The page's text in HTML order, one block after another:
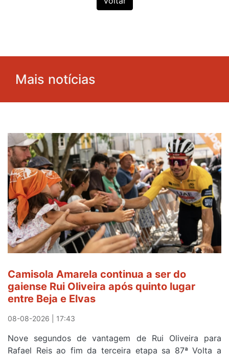
Mais notícias
Camisola Amarela continua a ser do
gaiense Rui Oliveira após quinto lugar
entre Beja e Elvas
08-08-2026 | 17:43
Nove segundos de vantagem de Rui Oliveira para
Rafael Reis ao fim da terceira etapa sa 87ª Volta a